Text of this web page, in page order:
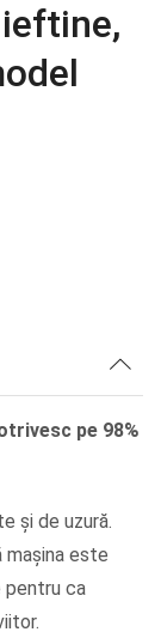
pe 98%
și de uzură.
mașina este
pentru ca